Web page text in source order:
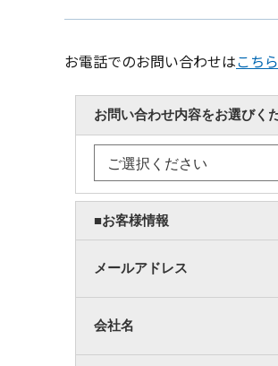
お電話でのお問い合わせはこちら
お問い合わせ内容をお選びく
■お客様情報
メールアドレス
会社名